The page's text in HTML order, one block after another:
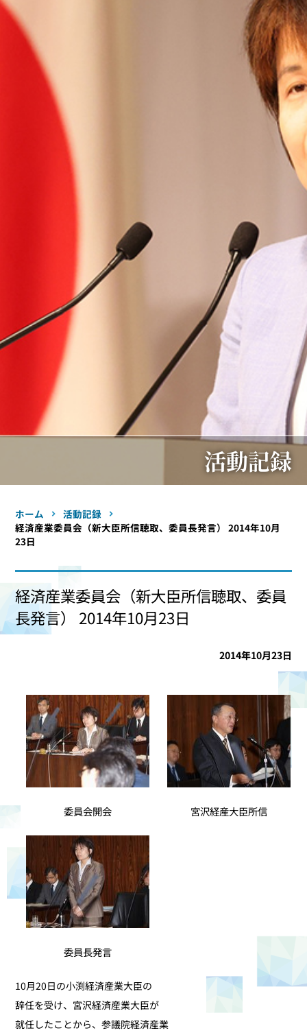
活動記録
ホーム
活動記録
経済産業委員会（新大臣所信聴取、委員長発言） 2014年10月
23日
経済産業委員会（新大臣所信聴取、委員
長発言） 2014年10月23日
2014年10月23日
委員会開会 宮沢経産大臣所信
委員長発言
10月20日の小渕経済産業大臣の
辞任を受け、宮沢経済産業大臣が
就任したことから、参議院経済産業